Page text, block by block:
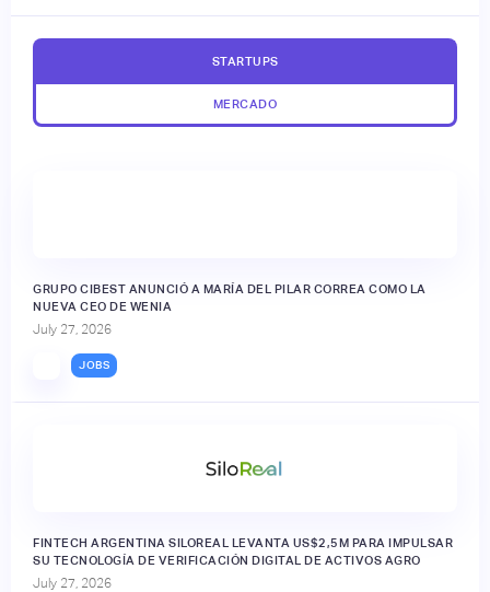
STARTUPS
MERCADO
GRUPO CIBEST ANUNCIÓ A MARÍA DEL PILAR CORREA COMO LA
NUEVA CEO DE WENIA
July 27, 2026
JOBS
FINTECH ARGENTINA SILOREAL LEVANTA US$2,5M PARA IMPULSAR
SU TECNOLOGÍA DE VERIFICACIÓN DIGITAL DE ACTIVOS AGRO
July 27, 2026